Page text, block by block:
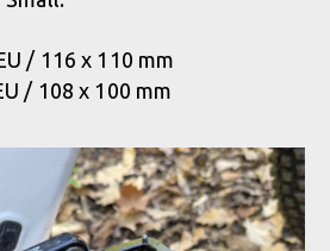
/ 116 x 110 mm
/ 108 x 100 mm